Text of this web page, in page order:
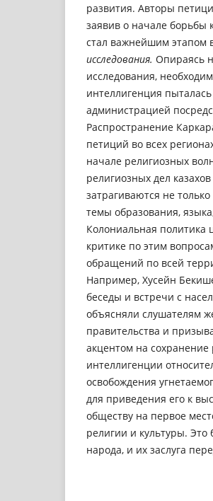
развития. Авторы
заявив о начале борьбы
стал важнейшим этапом
исследования. Опираясь
исследования,
интеллигенция
администрацией
Распространение
петиций во всех
начале религиозных
религиозных дел
затрагиваются не
темы образования,
Колониальная политика
критике по этим
обращений по всей
Например, Хусейн
беседы и встречи с
объясняли слушателям
правительства и
акцентом на сохранение
интеллигенции
освобождения
для приведения его к
обществу на первое
религии и культуры. Это
народа, и их заслуга